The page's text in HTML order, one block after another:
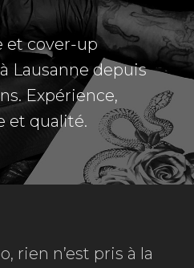
et cover-up
Lausanne depuis
Expérience,
et qualité.
rien n’est pris à la